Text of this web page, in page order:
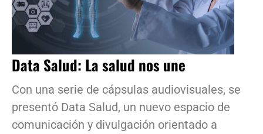
Data Salud: La salud nos une
Con una serie de cápsulas audiovisuales, se
presentó Data Salud, un nuevo espacio de
comunicación y divulgación orientado a